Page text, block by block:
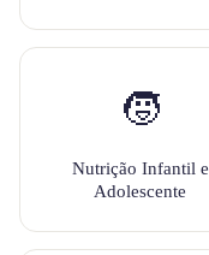
🧒
Nutrição Infantil e
Adolescente